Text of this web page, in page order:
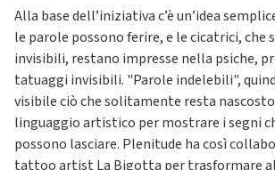
Alla base dell’iniziativa c’è un’idea
le parole possono ferire, e le cicatrici, che
invisibili, restano impresse nella psiche,
tatuaggi invisibili. "Parole indelebili",
visibile ciò che solitamente resta
linguaggio artistico per mostrare i segni
possono lasciare. Plenitude ha così
tattoo artist La Bigotta per trasformare